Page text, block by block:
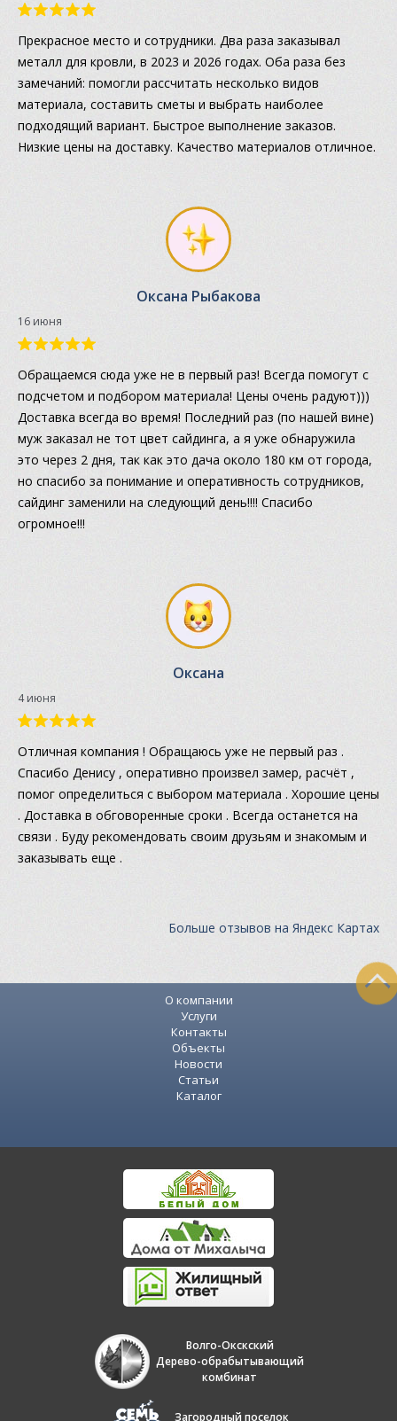
Прекрасное место и сотрудники. Два раза заказывал
металл для кровли, в 2023 и 2026 годах. Оба раза без
замечаний: помогли рассчитать несколько видов
материала, составить сметы и выбрать наиболее
подходящий вариант. Быстрое выполнение заказов.
Низкие цены на доставку. Качество материалов отличное.
Оксана Рыбакова
16 июня
Обращаемся сюда уже не в первый раз! Всегда помогут с
подсчетом и подбором материала! Цены очень радуют)))
Доставка всегда во время! Последний раз (по нашей вине)
муж заказал не тот цвет сайдинга, а я уже обнаружила
это через 2 дня, так как это дача около 180 км от города,
но спасибо за понимание и оперативность сотрудников,
сайдинг заменили на следующий день!!!! Спасибо
огромное!!!
Оксана
4 июня
Отличная компания ! Обращаюсь уже не первый раз .
Спасибо Денису , оперативно произвел замер, расчёт ,
помог определиться с выбором материала . Хорошие цены
. Доставка в обговоренные сроки . Всегда останется на
связи . Буду рекомендовать своим друзьям и знакомым и
заказывать еще .
Больше отзывов на Яндекс Картах
О компании
Услуги
Контакты
Объекты
Новости
Статьи
Каталог
Волго-Окскский
Дерево-обрабытывающий
комбинат
Загородный поселок